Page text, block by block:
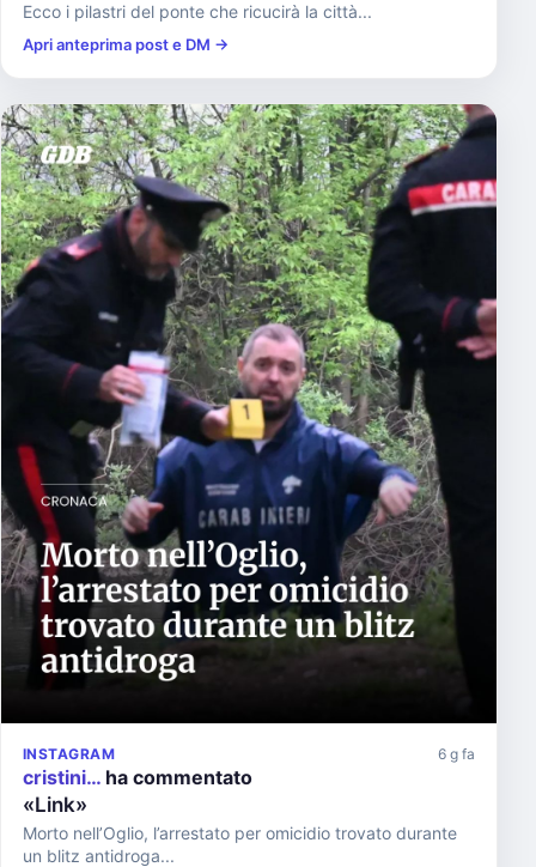
Ecco i pilastri del ponte che ricucirà la città...
Apri anteprima post e DM →
INSTAGRAM 6 g fa
cristini… ha commentato
«Link»
Morto nell’Oglio, l’arrestato per omicidio trovato durante
un blitz antidroga...